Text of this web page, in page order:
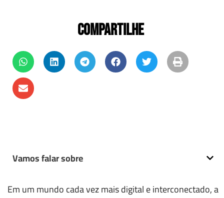
COMPARTILHE
Vamos falar sobre
Em um mundo cada vez mais digital e interconectado, a